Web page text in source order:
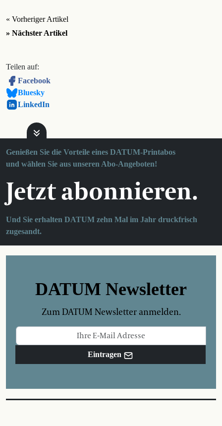
« Vorheriger Artikel
» Nächster Artikel
Teilen auf:
Facebook
Bluesky
LinkedIn
Genießen Sie die Vorteile eines DATUM-Printabos
und wählen Sie aus unseren Abo-Angeboten!
Jetzt abonnieren.
Und Sie erhalten DATUM zehn Mal im Jahr druckfrisch
zugesandt.
DATUM Newsletter
Zum DATUM Newsletter anmelden.
Eintragen